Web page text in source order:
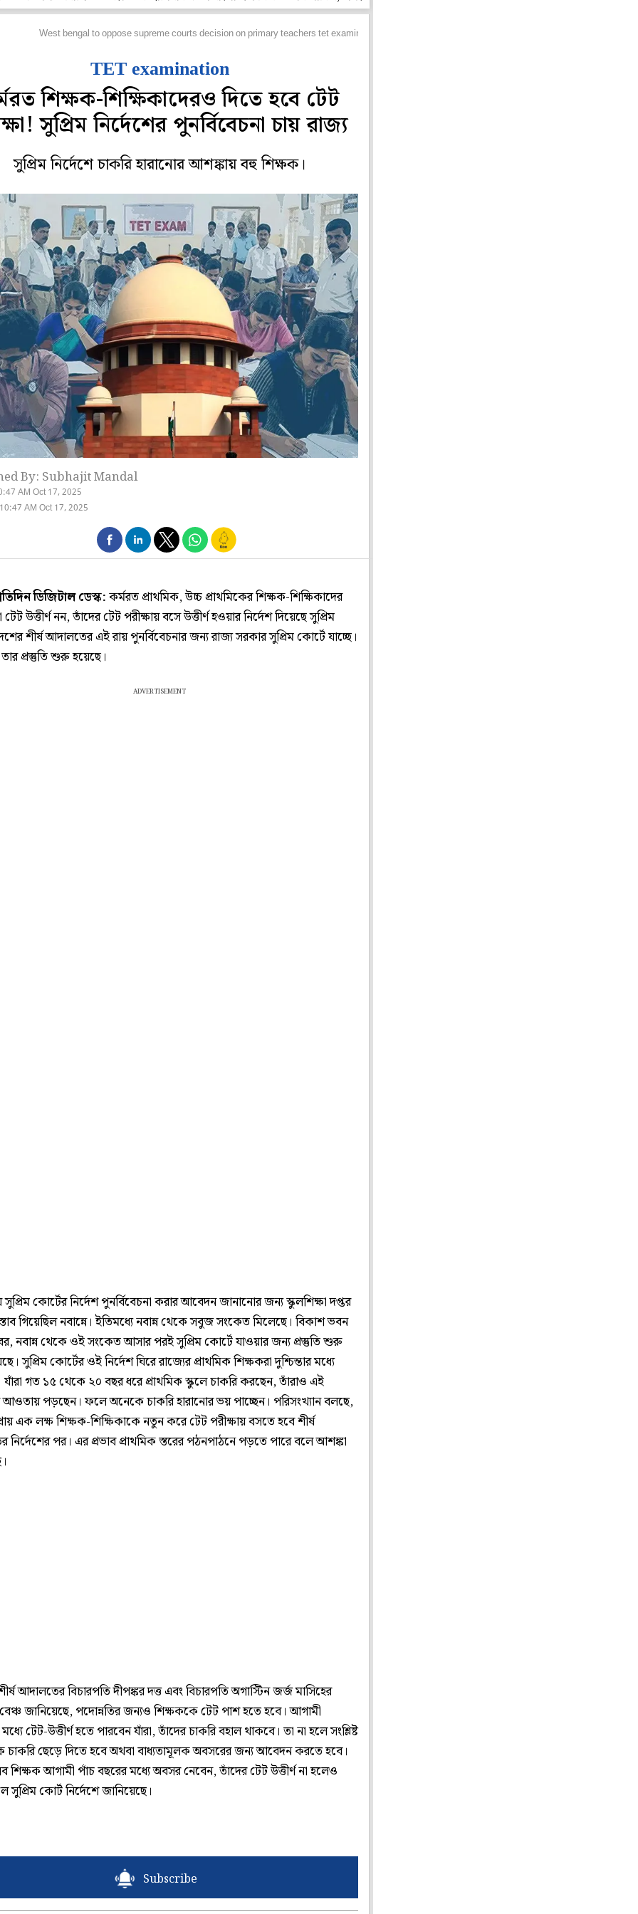
West bengal to oppose supreme courts decision on primary teachers tet examination
TET examination
শিক্ষক-শিক্ষিকাদেরও দিতে হবে টেট
সুপ্রিম নির্দেশের পুনর্বিবেচনা চায় রাজ্য
সুপ্রিম নির্দেশে চাকরি হারানোর আশঙ্কায় বহু শিক্ষক।
By: Subhajit Mandal
AM Oct 17, 2025
AM Oct 17, 2025
ডিজিটাল ডেস্ক:কর্মরত প্রাথমিক, উচ্চ প্রাথমিকের শিক্ষক-শিক্ষিকাদের
টেট উত্তীর্ণ নন, তাঁদের টেট পরীক্ষায় বসে উত্তীর্ণ হওয়ার নির্দেশ দিয়েছে সুপ্রিম
শীর্ষ আদালতের এই রায় পুনর্বিবেচনার জন্য রাজ্য সরকার সুপ্রিম কোর্টে যাচ্ছে।
প্রস্তুতি শুরু হয়েছে।
ADVERTISEMENT
সুপ্রিম কোর্টের নির্দেশ পুনর্বিবেচনা করার আবেদন জানানোর জন্য স্কুলশিক্ষা দপ্তর
গিয়েছিল নবান্নে। ইতিমধ্যে নবান্ন থেকে সবুজ সংকেত মিলেছে। বিকাশ ভবন
নবান্ন থেকে ওই সংকেত আসার পরই সুপ্রিম কোর্টে যাওয়ার জন্য প্রস্তুতি শুরু
সুপ্রিম কোর্টের ওই নির্দেশ ঘিরে রাজ্যের প্রাথমিক শিক্ষকরা দুশ্চিন্তার মধ্যে
যাঁরা গত ১৫ থেকে ২০ বছর ধরে প্রাথমিক স্কুলে চাকরি করছেন, তাঁরাও এই
আওতায় পড়ছেন। ফলে অনেকে চাকরি হারানোর ভয় পাচ্ছেন। পরিসংখ্যান বলছে,
এক লক্ষ শিক্ষক-শিক্ষিকাকে নতুন করে টেট পরীক্ষায় বসতে হবে শীর্ষ
পর। এর প্রভাব প্রাথমিক স্তরের পঠনপাঠনে পড়তে পারে বলে আশঙ্কা
আদালতের বিচারপতি দীপঙ্কর দত্ত এবং বিচারপতি অগাস্টিন জর্জ মাসিহের
জানিয়েছে, পদোন্নতির জন্যও শিক্ষককে টেট পাশ হতে হবে। আগামী
টেট-উত্তীর্ণ হতে পারবেন যাঁরা, তাঁদের চাকরি বহাল থাকবে। তা না হলে সংশ্লিষ্ট
চাকরি ছেড়ে দিতে হবে অথবা বাধ্যতামূলক অবসরের জন্য আবেদন করতে হবে।
শিক্ষক আগামী পাঁচ বছরের মধ্যে অবসর নেবেন, তাঁদের টেট উত্তীর্ণ না হলেও
কোর্ট নির্দেশে জানিয়েছে।
Subscribe